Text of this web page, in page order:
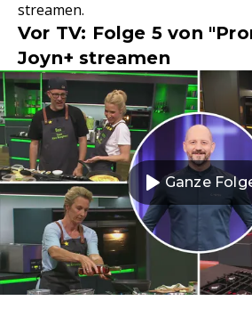
streamen.
Vor TV: Folge 5 von
Joyn+ streamen
Ganze